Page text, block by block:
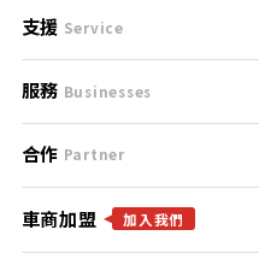
刊登規範
服務條款
免責聲明
隱私權政策
支援 Service
支援中心
聯絡我們
服務 Businesses
什麼是Goo鑑定？
找好車
合作 Partner
合作夥伴
車商加盟 加入我們